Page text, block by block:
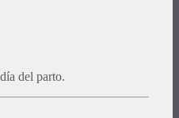
del parto.